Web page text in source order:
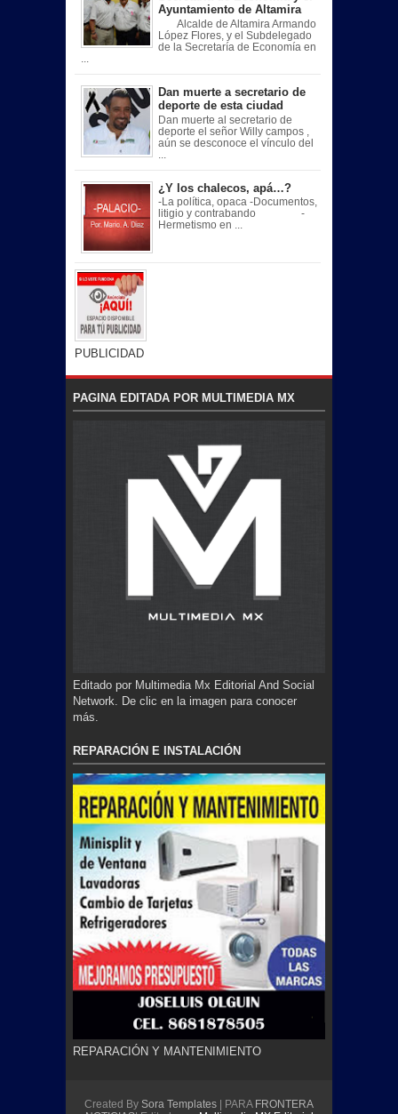
Ayuntamiento de Altamira
Alcalde de Altamira Armando
López Flores, y el Subdelegado
de la Secretaría de Economía en
Dan muerte a secretario de
deporte de esta ciudad
Dan muerte al secretario de
deporte el señor Willy campos ,
aún se desconoce el vínculo del
¿Y los chalecos, apá…?
-La política, opaca -Documentos,
litigio y contrabando -
Hermetismo en ...
PUBLICIDAD
PAGINA EDITADA POR MULTIMEDIA MX
Editado por Multimedia Mx Editorial And Social
Network. De clic en la imagen para conocer
más.
REPARACIÓN E INSTALACIÓN
REPARACIÓN Y MANTENIMIENTO
Created By Sora Templates | PARA FRONTERA